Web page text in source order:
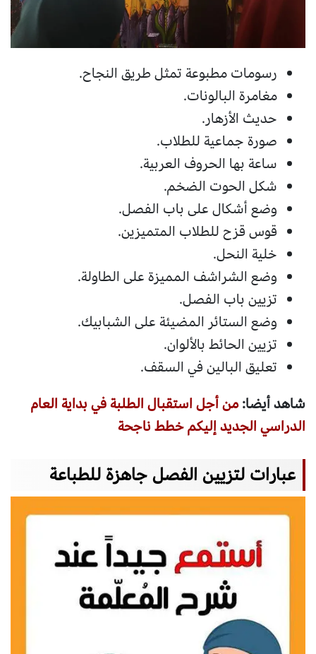
رسومات مطبوعة تمثل طريق النجاح.
مغامرة البالونات.
حديث الأزهار.
صورة جماعية للطلاب.
ساعة بها الحروف العربية.
شكل الحوت الضخم.
وضع أشكال على باب الفصل.
قوس قزح للطلاب المتميزين.
خلية النحل.
وضع الشراشف المميزة على الطاولة.
تزيين باب الفصل.
وضع الستائر المضيئة على الشبابيك.
تزيين الحائط بالألوان.
تعليق البالين في السقف.
شاهد أيضا:من أجل استقبال الطلبة في بداية العام
الدراسي الجديد إليكم خطط ناجحة
عبارات لتزيين الفصل جاهزة للطباعة